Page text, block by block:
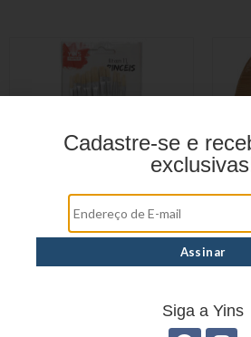
PINCÉIS ARTÍSTICOS KIT
Cadastre-se e
Siga a Yins